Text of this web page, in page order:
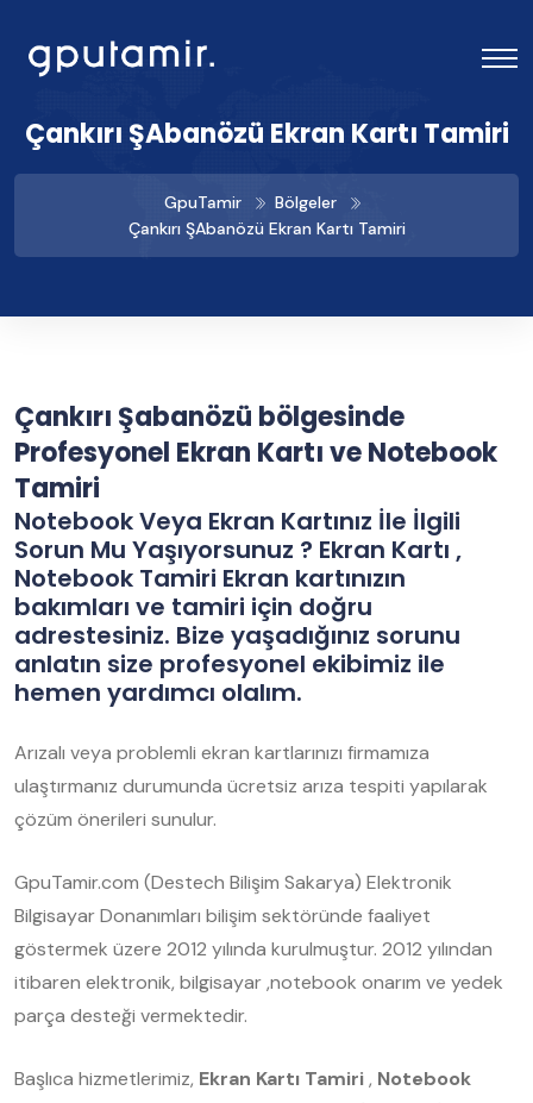
Çankırı Şabanözü Ekran Kartı Tamiri
GpuTamir
Bölgeler
Çankırı Şabanözü Ekran Kartı Tamiri
Çankırı Şabanözü bölgesinde
Profesyonel Ekran Kartı ve Notebook
Tamiri
Notebook Veya Ekran Kartınız İle İlgili
Sorun Mu Yaşıyorsunuz ? Ekran Kartı ,
Notebook Tamiri Ekran kartınızın
bakımları ve tamiri için doğru
adrestesiniz. Bize yaşadığınız sorunu
anlatın size profesyonel ekibimiz ile
hemen yardımcı olalım.
Arızalı veya problemli ekran kartlarınızı firmamıza
ulaştırmanız durumunda ücretsiz arıza tespiti yapılarak
çözüm önerileri sunulur.
GpuTamir.com (Destech Bilişim Sakarya) Elektronik
Bilgisayar Donanımları bilişim sektöründe faaliyet
göstermek üzere 2012 yılında kurulmuştur. 2012 yılından
itibaren elektronik, bilgisayar ,notebook onarım ve yedek
parça desteği vermektedir.
Başlıca hizmetlerimiz, Ekran Kartı Tamiri, Notebook